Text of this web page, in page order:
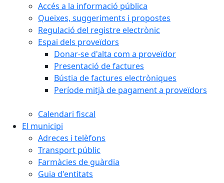
Accés a la informació pública
Queixes, suggeriments i propostes
Regulació del registre electrònic
Espai dels proveïdors
Donar-se d'alta com a proveïdor
Presentació de factures
Bústia de factures electròniques
Període mitjà de pagament a proveïdors
Calendari fiscal
El municipi
Adreces i telèfons
Transport públic
Farmàcies de guàrdia
Guia d'entitats